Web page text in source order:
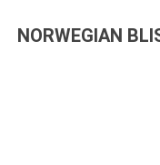
NORWEGIAN